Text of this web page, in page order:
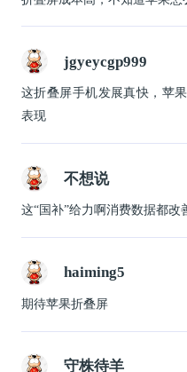
jgyeycgp999
这折叠屏手机发展真快，苹
表现
不想说
这“国补”给力啊消费数据都改
haiming5
期待苹果折叠屏
守株待羊